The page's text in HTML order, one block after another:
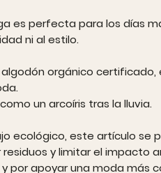
es perfecta para los días
ni al estilo.
algodón orgánico certificado,
un arcoíris tras la lluvia.
ecológico, este artículo se
y limitar el impacto
por apoyar una moda más